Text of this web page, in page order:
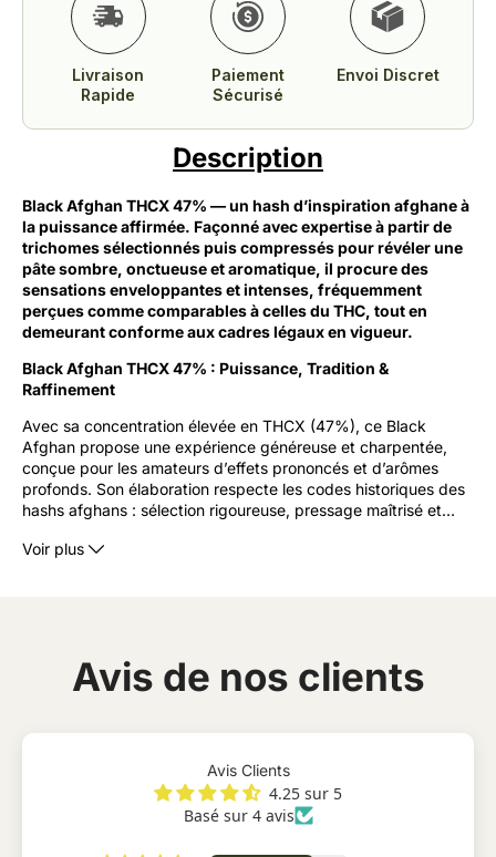
Livraison
Rapide
Paiement
Sécurisé
Envoi Discret
Description
Black Afghan THCX 47% — un hash d’inspiration afghane à
la puissance affirmée. Façonné avec expertise à partir de
trichomes sélectionnés puis compressés pour révéler une
pâte sombre, onctueuse et aromatique, il procure des
sensations enveloppantes et intenses, fréquemment
perçues comme comparables à celles du THC, tout en
demeurant conforme aux cadres légaux en vigueur.
Black Afghan THCX 47% : Puissance, Tradition &
Raffinement
Avec sa concentration élevée en THCX (47%), ce Black
Afghan propose une expérience généreuse et charpentée,
conçue pour les amateurs d’effets prononcés et d’arômes
profonds. Son élaboration respecte les codes historiques des
hashs afghans : sélection rigoureuse, pressage maîtrisé et…
classiques.
trichomes les plus précieux. Cette matière première, d’une
pureté remarquable, est ensuite agrégée et compressée
affinée afin de stabiliser son profil aromatique. Sans recourir à
l’intégrité des terpènes et des composés actifs pour un rendu
à la fois onctueux et expressif.
Apparence, Consistance & Manipulation
Voir plus
Avis de nos clients
Avis Clients
4.25 sur 5
Basé sur 4 avis